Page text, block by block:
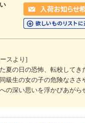
スより]
夏の日の恐怖、転校して
級生の女の子の危険なさ
の深い思いを浮かびあがら